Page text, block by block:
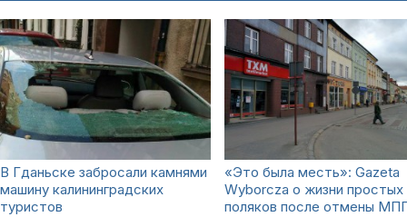
В Гданьске забросали камнями
машину калининградских
туристов
«Это была месть»: Gazeta
Wyborcza о жизни простых
поляков после отмены